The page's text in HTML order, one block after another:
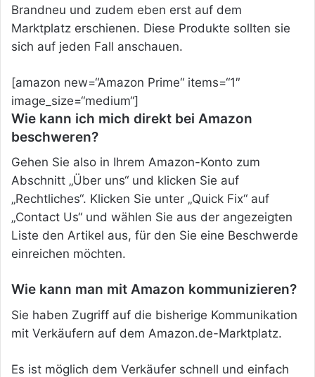
Brandneu und zudem eben erst auf dem
Marktplatz erschienen. Diese Produkte sollten sie
sich auf jeden Fall anschauen.
[amazon new=“Amazon Prime“ items=“1″
image_size=“medium“]
Wie kann ich mich direkt bei Amazon
beschweren?
Gehen Sie also in Ihrem Amazon-Konto zum
Abschnitt „Über uns“ und klicken Sie auf
„Rechtliches“. Klicken Sie unter „Quick Fix“ auf
„Contact Us“ und wählen Sie aus der angezeigten
Liste den Artikel aus, für den Sie eine Beschwerde
einreichen möchten.
Wie kann man mit Amazon kommunizieren?
Sie haben Zugriff auf die bisherige Kommunikation
mit Verkäufern auf dem Amazon.de-Marktplatz.
Es ist möglich dem Verkäufer schnell und einfach